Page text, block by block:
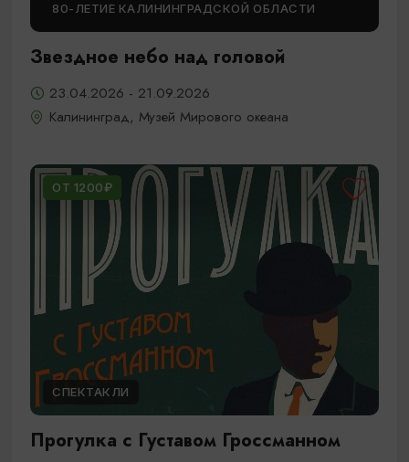
80-ЛЕТИЕ КАЛИНИНГРАДСКОЙ ОБЛАСТИ
Звездное небо над головой
23.04.2026 - 21.09.2026
Калининград, Музей Мирового океана
ОТ 1200₽
СПЕКТАКЛИ
Прогулка с Густавом Гроссманном